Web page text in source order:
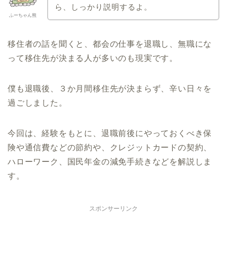
ふーちゃん熊
ら、しっかり説明するよ 。
移住者の話を聞くと、都会の仕事を退職し、無職にな
って移住先が決まる人が多いのも現実です。
僕も退職後、３か月間移住先が決まらず、辛い日々を
過ごしました。
今回は、経験をもとに、退職前後にやっておくべき保
険や通信費などの節約や、クレジットカードの契約、
ハローワーク、国民年金の減免手続きなどを解説しま
す。
スポンサーリンク